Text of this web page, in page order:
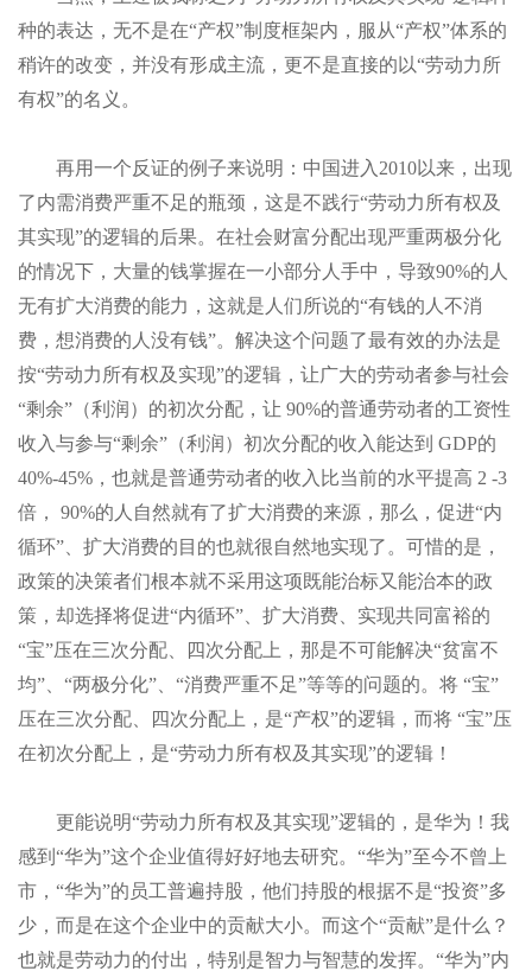
种的表达，无不是在“产权”制度框架内，服从“产权”体系的
稍许的改变，并没有形成主流，更不是直接的以“劳动力所
有权”的名义。
再用一个反证的例子来说明 ：中国进入2010以来，出现
了内需消费严重不足的瓶颈，这是不践行“劳动力所有权及
其实现”的逻辑的后果。在社会财富分配出现严重两极分化
的情况下，大量的钱掌握在一小部分人手中，导致90%的人
无有扩大消费的能力，这就是人们所说的“有钱的人不消
费，想消费的人没有钱”。解决这个问题了最有效的办法是
按“劳动力所有权及实现”的逻辑，让广大的劳动者参与社会
“剩余”（利润）的初次分配，让 90%的普通劳动者的工资性
收入与参与“剩余”（利润）初次分配的收入能达到 GDP的
40%-45%，也就是普通劳动者的收入比当前的水平提高 2 -3
倍， 90%的人自然就有了扩大消费的来源，那么，促进“内
循环”、扩大消费的目的也就很自然地实现了。可惜的是，
政策的决策者们根本就不采用这项既能治标又能治本的政
策，却选择将促进“内循环”、扩大消费、实现共同富裕的
“宝”压在三次分配、四次分配上，那是不可能解决“贫富不
均”、“两极分化”、“消费严重不足”等等的问题的。将 “宝”
压在三次分配、四次分配上，是“产权”的逻辑，而将 “宝”压
在初次分配上，是“劳动力所有权及其实现”的逻辑！
更能说明“劳动力所有权及其实现”逻辑的，是华为！ 我
感到 “华为”这个企业值得好好地去研究。“华为”至今不曾上
市，“华为”的员工普遍持股，他们持股的根据不是“投资”多
少，而是在这个企业中的贡献大小。而这个“贡献”是什么？
也就是劳动力的付出，特别是智力与智慧的发挥。“华为”内